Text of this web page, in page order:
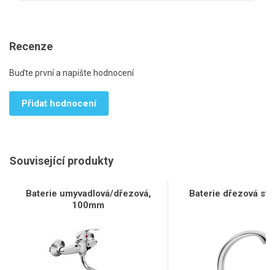
Recenze
Buďte první a napište hodnocení
Přidat hodnocení
Související produkty
Baterie umyvadlová/dřezová,
100mm
Baterie dřezová